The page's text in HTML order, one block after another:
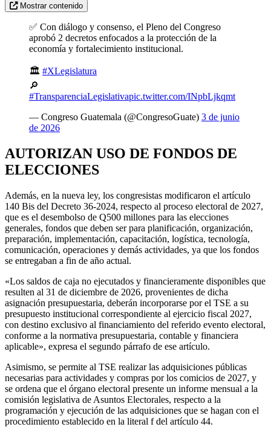
Mostrar contenido
✅ Con diálogo y consenso, el Pleno del Congreso
aprobó 2 decretos enfocados a la protección de la
economía y fortalecimiento institucional.
🏛️ #XLegislatura
🔎
#TransparenciaLegislativapic.twitter.com/INpbLjkqmt
— Congreso Guatemala (@CongresoGuate) 3 de junio
de 2026
AUTORIZAN USO DE FONDOS DE
ELECCIONES
Además, en la nueva ley, los congresistas modificaron el artículo
140 Bis del Decreto 36-2024, respecto al proceso electoral de 2027,
que es el desembolso de Q500 millones para las elecciones
generales, fondos que deben ser para planificación, organización,
preparación, implementación, capacitación, logística, tecnología,
comunicación, operaciones y demás actividades, ya que los fondos
se entregaban a fin de año actual.
«Los saldos de caja no ejecutados y financieramente disponibles que
resulten al 31 de diciembre de 2026, provenientes de dicha
asignación presupuestaria, deberán incorporarse por el TSE a su
presupuesto institucional correspondiente al ejercicio fiscal 2027,
con destino exclusivo al financiamiento del referido evento electoral,
conforme a la normativa presupuestaria, contable y financiera
aplicable», expresa el segundo párrafo de ese artículo.
Asimismo, se permite al TSE realizar las adquisiciones públicas
necesarias para actividades y compras por los comicios de 2027, y
se ordena que el órgano electoral presente un informe mensual a la
comisión legislativa de Asuntos Electorales, respecto a la
programación y ejecución de las adquisiciones que se hagan con el
procedimiento establecido en la literal f del artículo 44.